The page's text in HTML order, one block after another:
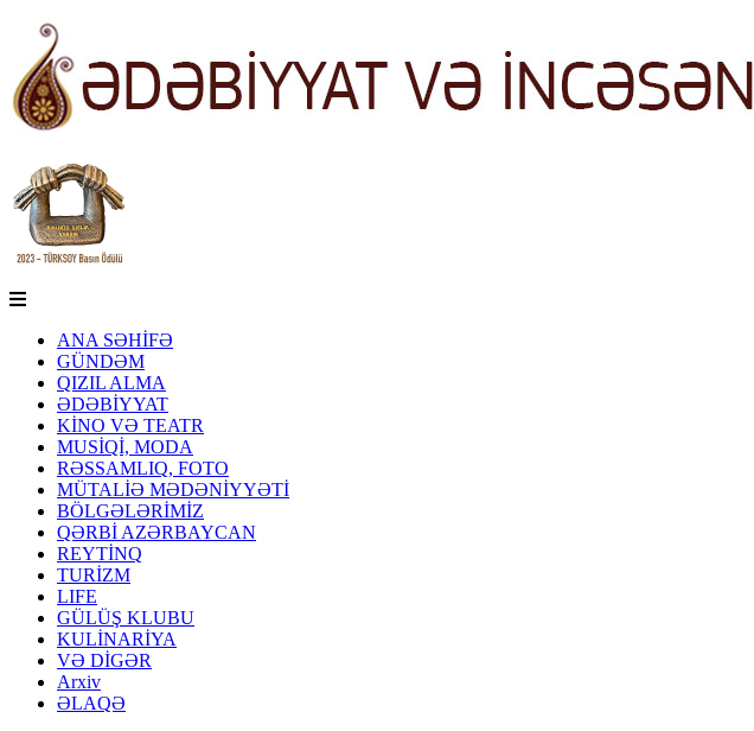
ANA SƏHİFƏ
GÜNDƏM
QIZIL ALMA
ƏDƏBİYYAT
KİNO VƏ TEATR
MUSİQİ, MODA
RƏSSAMLIQ, FOTO
MÜTALİƏ MƏDƏNİYYƏTİ
BÖLGƏLƏRİMİZ
QƏRBİ AZƏRBAYCAN
REYTİNQ
TURİZM
LIFE
GÜLÜŞ KLUBU
KULİNARİYA
VƏ DİGƏR
Arxiv
ƏLAQƏ